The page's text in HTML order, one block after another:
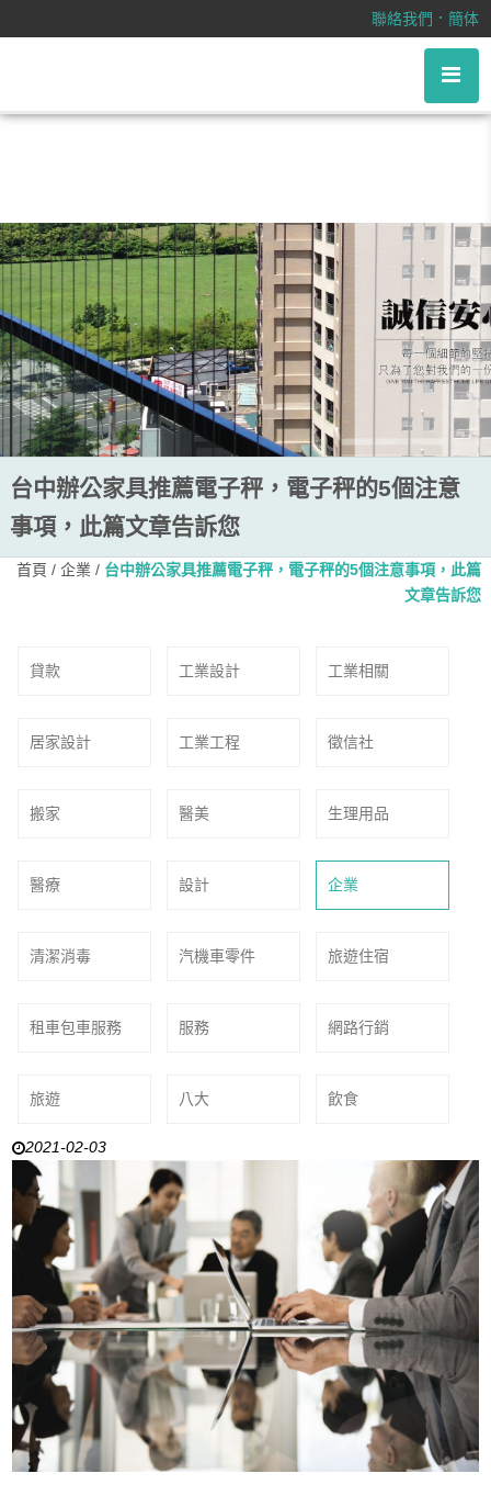
聯絡我們 ． 簡体
台中辦公家具推薦電子秤，電子秤的
台中辦公家具推薦電子秤，電子秤的5個注意
事項，此篇文章告訴您
首頁 /企業/ 台中辦公家具推薦電子秤，電子秤的5個注意事項，此篇
文章告訴您
貸款 工業設計 工業相關
居家設計 工業工程 徵信社
搬家 醫美 生理用品
醫療 設計 企業
清潔消毒 汽機車零件 旅遊住宿
租車包車服務 服務 網路行銷
旅遊 八大 飲食
2021-02-03